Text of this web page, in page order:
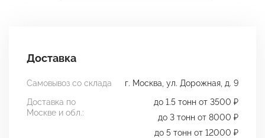
Доставка
Самовывоз со склада
г. Москва, ул. Дорожная, д. 9
Доставка по
Москве и обл.:
до 1.5 тонн от 3500 ₽
до 3 тонн от 8000 ₽
до 5 тонн от 12000 ₽